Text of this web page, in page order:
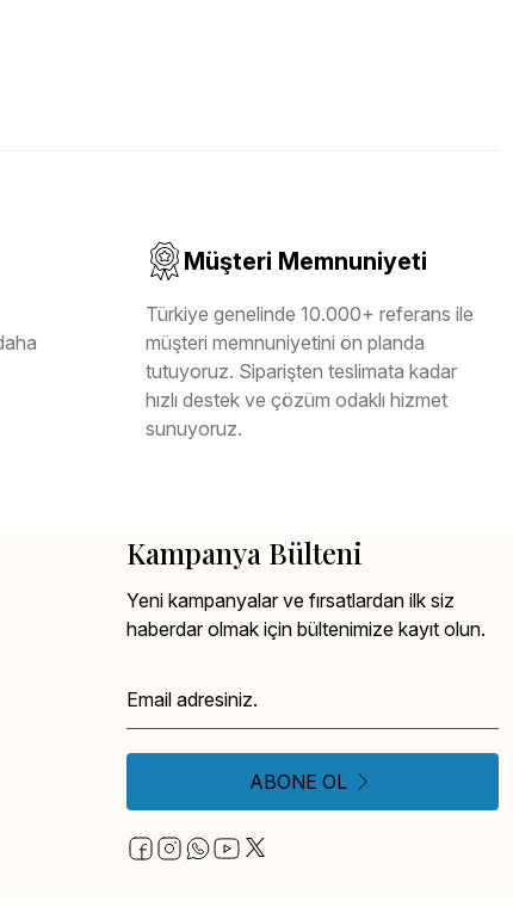
Müşteri Memnuniyeti
Türkiye genelinde 10.000+ referans ile
müşteri memnuniyetini ön planda
tutuyoruz. Siparişten teslimata kadar
hızlı destek ve çözüm odaklı hizmet
sunuyoruz.
Kampanya Bülteni
Yeni kampanyalar ve fırsatlardan ilk siz
haberdar olmak için bültenimize kayıt olun.
ABONE OL